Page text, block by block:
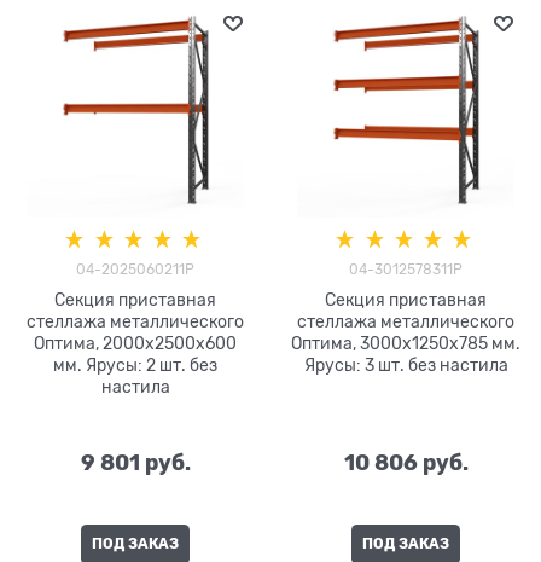
04-2025060211P
Секция приставная
стеллажа металлического
Оптима, 2000x2500x600
мм. Ярусы: 2 шт. без
настила
9 801 руб.
ПОД ЗАКАЗ
04-3012578311P
Секция приставная
стеллажа металлического
Оптима, 3000x1250x785 мм.
Ярусы: 3 шт. без настила
10 806 руб.
ПОД ЗАКАЗ